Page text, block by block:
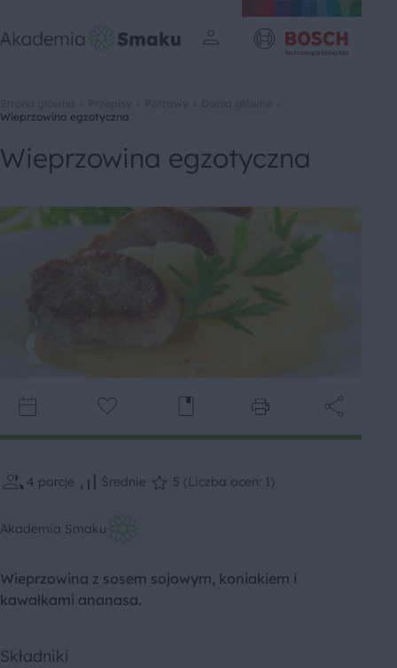
Wieprzowina egzotyczna
Wieprzowina egzotyczna
4 porcje Średnie 5 (Liczba ocen: 1)
Akademia Smaku
Wieprzowina z sosem sojowym, koniakiem i
kawałkami ananasa.
Składniki